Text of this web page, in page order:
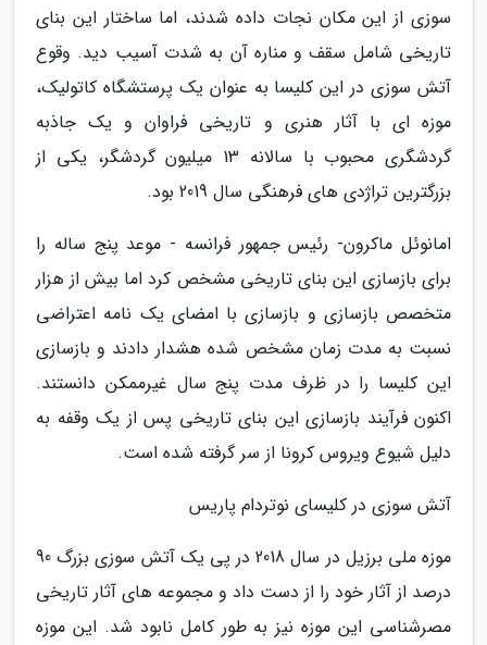
سوزی از این مکان نجات داده شدند، اما ساختار این بنای
تاریخی شامل سقف و مناره آن به شدت آسیب دید. وقوع
آتش سوزی در این کلیسا به عنوان یک پرستشگاه کاتولیک،
موزه ای با آثار هنری و تاریخی فراوان و یک جاذبه
گردشگری محبوب با سالانه 13 میلیون گردشگر، یکی از
بزرگترین تراژدی های فرهنگی سال 2019 بود.
امانوئل ماکرون- رئیس جمهور فرانسه - موعد پنج ساله را
برای بازسازی این بنای تاریخی مشخص کرد اما بیش از هزار
متخصص بازسازی و بازسازی با امضای یک نامه اعتراضی
نسبت به مدت زمان مشخص شده هشدار دادند و بازسازی
این کلیسا را در ظرف مدت پنج سال غیرممکن دانستند.
اکنون فرآیند بازسازی این بنای تاریخی پس از یک وقفه به
دلیل شیوع ویروس کرونا از سر گرفته شده است.
آتش سوزی در کلیسای نوتردام پاریس
موزه ملی برزیل در سال 2018 در پی یک آتش سوزی بزرگ 90
درصد از آثار خود را از دست داد و مجموعه های آثار تاریخی
مصرشناسی این موزه نیز به طور کامل نابود شد. این موزه